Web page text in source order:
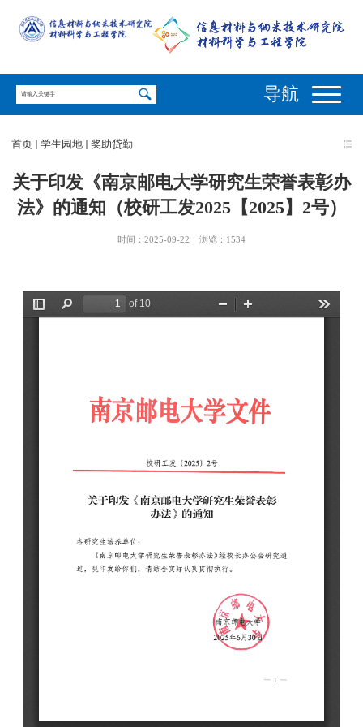
导航
首页 学生园地 奖助贷勤
关于印发《南京邮电大学研究生荣誉表彰办
法》的通知（校研工发2025【2025】2号）
时间：2025-09-22 浏览： 1534